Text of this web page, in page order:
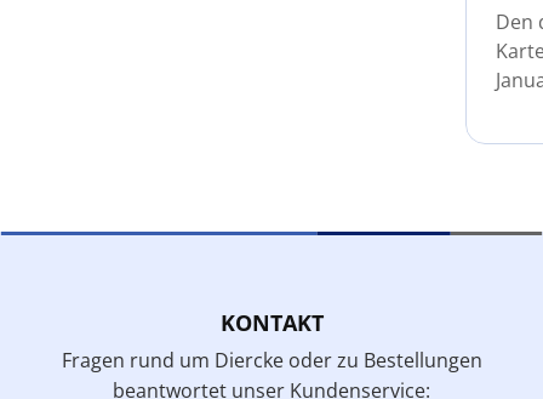
Den
KONTAKT
Fragen rund um Diercke oder zu Bestellungen
beantwortet unser Kundenservice: